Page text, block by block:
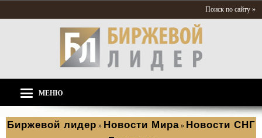
Поиск по сайту »
МЕНЮ
Биржевой лидер » Новости Мира » Новости СНГ